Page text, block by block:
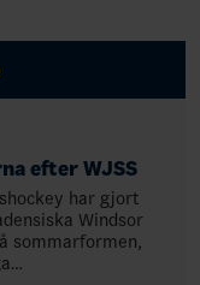
efter WJSS
har gjort
Windsor
sommarformen,